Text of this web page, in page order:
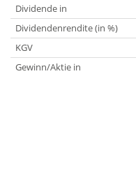
Dividende in
Dividendenrendite (in %)
KGV
Gewinn/Aktie in